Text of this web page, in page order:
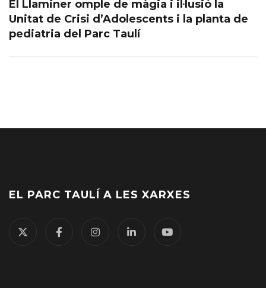
El Llaminer omple de màgia i il·lusió la
Unitat de Crisi d’Adolescents i la planta de
pediatria del Parc Taulí
EL PARC TAULÍ A LES XARXES